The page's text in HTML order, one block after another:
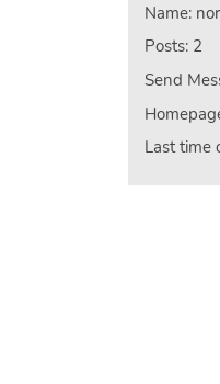
Name:
Posts: 2
Send
Last time